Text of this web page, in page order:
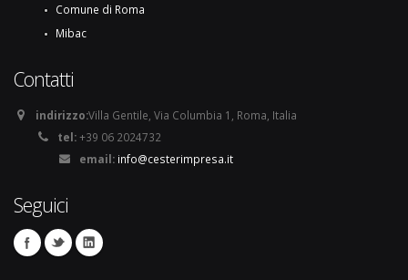
Comune di Roma
Mibac
Contatti
indirizzo:Villa Gentile, Via Columbia 1, Roma, Italia
tel:+39 06 2024732
email: info@cesterimpresa.it
Seguici